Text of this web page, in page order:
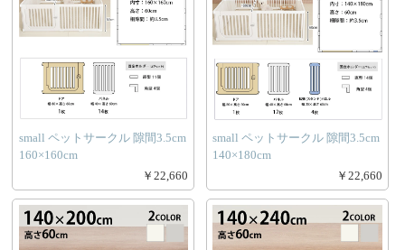
small ペットサークル 隙間3.5cm
160×160cm
￥22,660
small ペットサークル 隙間3.5cm
140×180cm
￥22,660